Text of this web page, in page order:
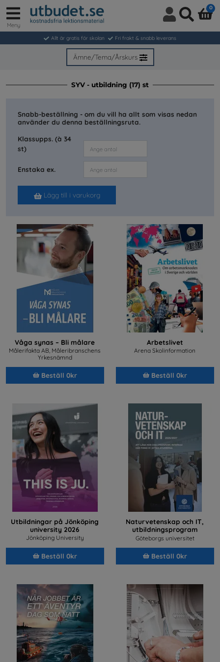
in
/
Meny
0
Allt är gratis för skolan Fri frakt & snabb leverans
Ämne/Tema/Årskurs
SYV - utbildning (17) st
Snabb-beställning - om du vill ha allt som visas nedan
använder du denna beställningsruta.
Klassupps. (à 34
st)
Enstaka ex.
Lägg till i varukorg
Våga synas – Bli målare
Målerifakta AB, Måleribranschens
Yrkesnämnd
Beställ 0kr
Arbetslivet
Arena Skolinformation
Beställ 0kr
Utbildningar på Jönköping
university 2026
Jönköping University
Beställ 0kr
Naturvetenskap och IT,
utbildningsprogram
2026/2027
Göteborgs universitet
Beställ 0kr